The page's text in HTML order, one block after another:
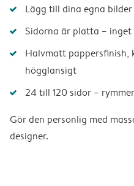
Lägg till dina egna
Sidorna är platta –
Halvmatt pappersfinish,
högglansigt
24 till 120 sidor –
Gör den personlig med
designer.